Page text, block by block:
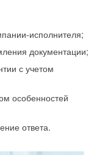
исполнителя;
документации;
с учетом
особенностей
ответа.